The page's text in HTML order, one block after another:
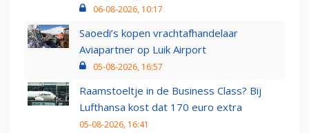
06-08-2026, 10:17
Saoedi’s kopen vrachtafhandelaar
Aviapartner op Luik Airport
05-08-2026, 16:57
Raamstoeltje in de Business Class? Bij
Lufthansa kost dat 170 euro extra
05-08-2026, 16:41